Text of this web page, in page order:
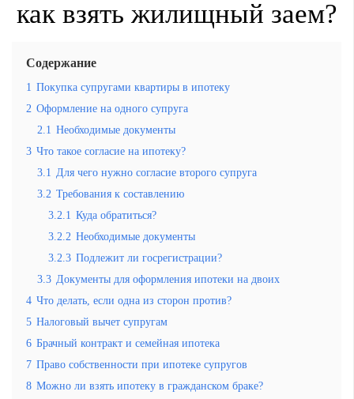
как взять жилищный заем?
Содержание
1 Покупка супругами квартиры в ипотеку
2 Оформление на одного супруга
2.1 Необходимые документы
3 Что такое согласие на ипотеку?
3.1 Для чего нужно согласие второго супруга
3.2 Требования к составлению
3.2.1 Куда обратиться?
3.2.2 Необходимые документы
3.2.3 Подлежит ли госрегистрации?
3.3 Документы для оформления ипотеки на двоих
4 Что делать, если одна из сторон против?
5 Налоговый вычет супругам
6 Брачный контракт и семейная ипотека
7 Право собственности при ипотеке супругов
8 Можно ли взять ипотеку в гражданском браке?